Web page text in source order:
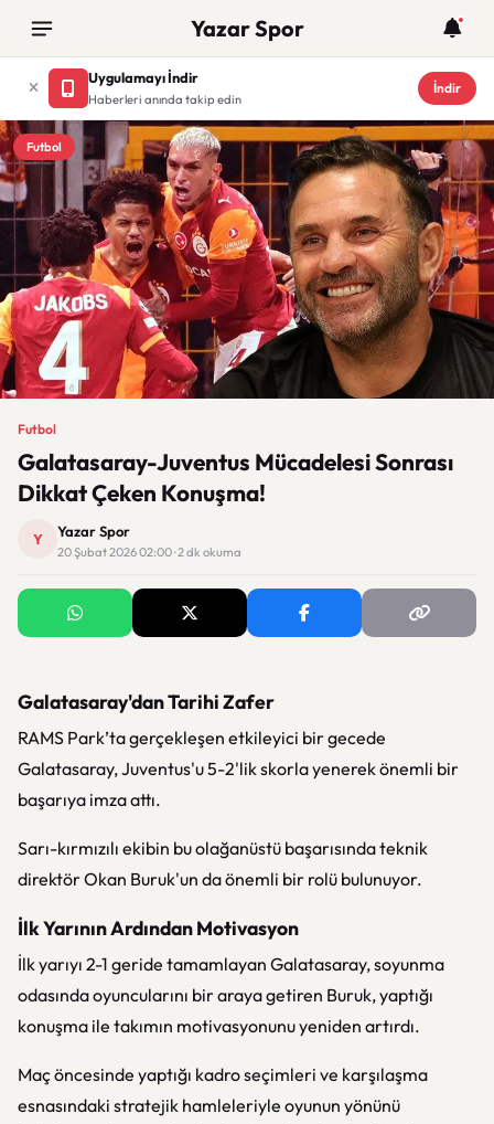
Yazar Spor
Uygulamayı İndir
Haberleri anında takip edin
İndir
Futbol
Futbol
Galatasaray-Juventus Mücadelesi Sonrası
Dikkat Çeken Konuşma!
Y Yazar Spor
20 Şubat 2026 02:00 · 2 dk okuma
Galatasaray'dan Tarihi Zafer
RAMS Park’ta gerçekleşen etkileyici bir gecede
Galatasaray, Juventus'u 5-2'lik skorla yenerek önemli bir
başarıya imza attı.
Sarı-kırmızılı ekibin bu olağanüstü başarısında teknik
direktör Okan Buruk'un da önemli bir rolü bulunuyor.
İlk Yarının Ardından Motivasyon
İlk yarıyı 2-1 geride tamamlayan Galatasaray, soyunma
odasında oyuncularını bir araya getiren Buruk, yaptığı
konuşma ile takımın motivasyonunu yeniden artırdı.
Maç öncesinde yaptığı kadro seçimleri ve karşılaşma
esnasındaki stratejik hamleleriyle oyunun yönünü